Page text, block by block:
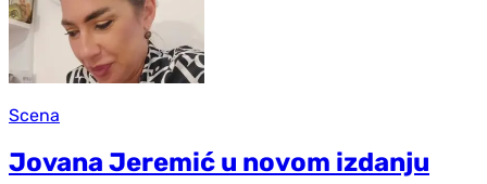
Scena
Jovana Jeremić u novom izdanju